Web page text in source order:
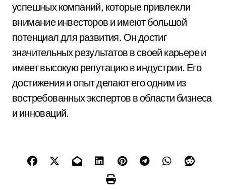
успешных компаний, которые привлекли
внимание инвесторов и имеют большой
потенциал для развития. Он достиг
значительных результатов в своей карьере и
имеет высокую репутацию в индустрии. Его
достижения и опыт делают его одним из
востребованных экспертов в области бизнеса
и инноваций.